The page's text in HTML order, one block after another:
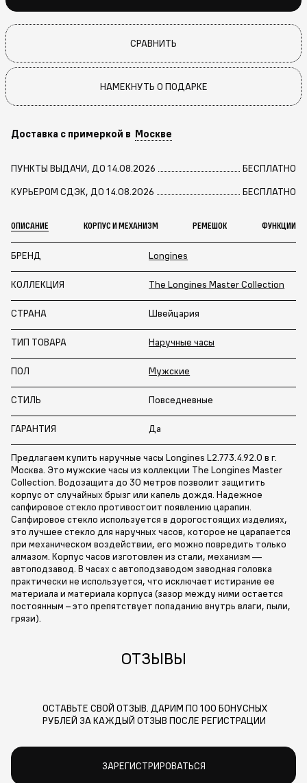
СРАВНИТЬ
НАМЕКНУТЬ О ПОДАРКЕ
Доставка с примеркой в Москве
ПУНКТЫ ВЫДАЧИ, ДО 14.08.2026
БЕСПЛАТНО
КУРЬЕРОМ СДЭК, ДО 14.08.2026
БЕСПЛАТНО
ОПИСАНИЕ КОРПУС И МЕХАНИЗМ РЕМЕШОК ФУНКЦИИ
БРЕНД Longines
КОЛЛЕКЦИЯ The Longines Master Collection
СТРАНА Швейцария
ТИП ТОВАРА Наручные часы
ПОЛ Мужские
СТИЛЬ Повседневные
ГАРАНТИЯ Да
Предлагаем купить наручные часы Longines L2.773.4.92.0 в г.
Москва. Это мужские часы из коллекции The Longines Master
Collection. Водозащита до 30 метров позволит защитить
корпус от случайных брызг или капель дождя. Надежное
сапфировое стекло противостоит появлению царапин.
Сапфировое стекло используется в дорогостоящих изделиях,
это лучшее стекло для наручных часов, которое не царапается
при механическом воздействии, его можно повредить только
алмазом. Корпус часов изготовлен из стали, механизм —
автоподзавод. В часах с автоподзаводом заводная головка
практически не используется, что исключает истирание ее
материала и материала корпуса (зазор между ними остается
постоянным – это препятствует попаданию внутрь влаги, пыли,
грязи).
ОТЗЫВЫ
ОСТАВЬТЕ СВОЙ ОТЗЫВ. ДАРИМ ПО 100 БОНУСНЫХ
РУБЛЕЙ ЗА КАЖДЫЙ ОТЗЫВ ПОСЛЕ РЕГИСТРАЦИИ
ЗАРЕГИСТРИРОВАТЬСЯ